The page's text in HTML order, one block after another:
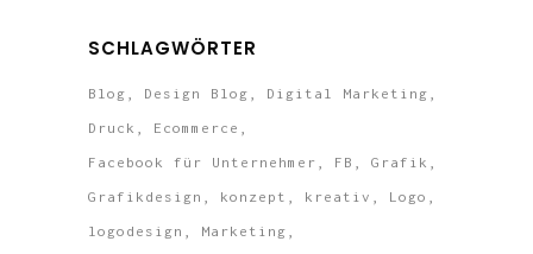
SCHLAGWÖRTER
Blog Design Blog Digital Marketing
Druck Ecommerce
Facebook für Unternehmer FB Grafik
Grafikdesign konzept kreativ Logo
logodesign Marketing